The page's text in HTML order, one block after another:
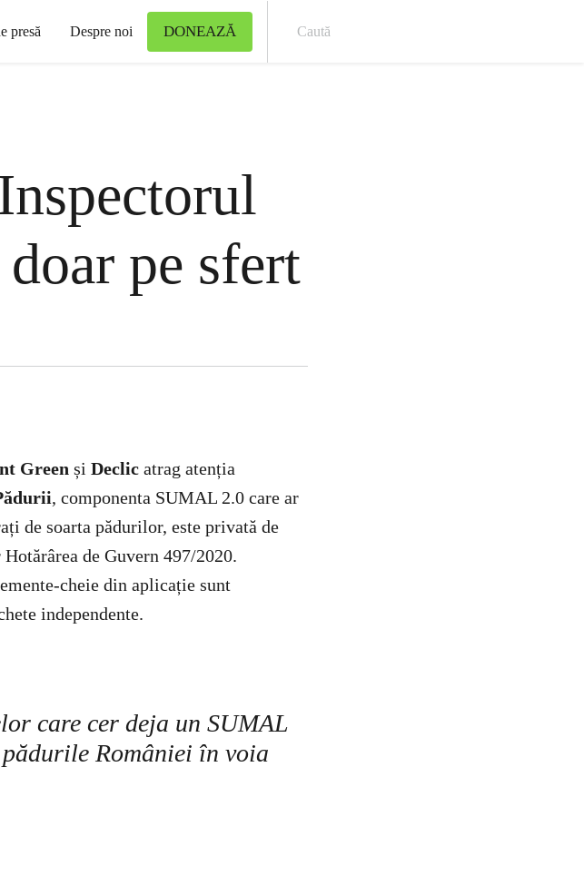
presă Despre noi DONEAZĂ
pe sfert
Green și Declic atrag atenția
, componenta SUMAL 2.0 care ar
de soarta pădurilor, este privată de
de Guvern 497/2020.
cheie din aplicație sunt
independente.
care cer deja un SUMAL
României în voia